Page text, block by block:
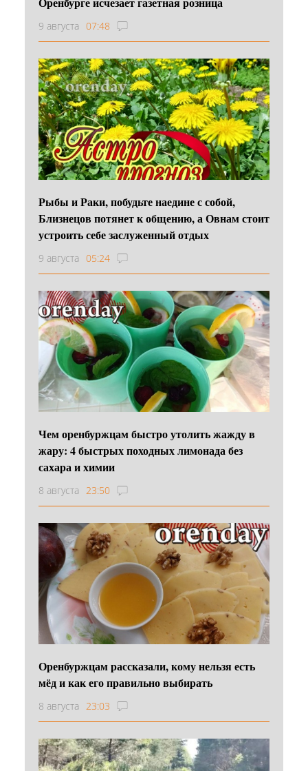
9 августа 07:48
Рыбы и Раки, побудьте наедине с собой,
Близнецов потянет к общению, а Овнам стоит
устроить себе заслуженный отдых
9 августа 05:24
Чем оренбуржцам быстро утолить жажду в
жару: 4 быстрых походных лимонада без
сахара и химии
8 августа 23:50
Оренбуржцам рассказали, кому нельзя есть
мёд и как его правильно выбирать
8 августа 23:03